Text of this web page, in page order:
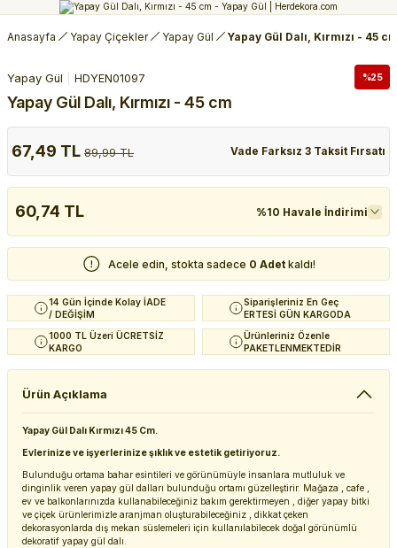
Anasayfa Yapay Çiçekler Yapay Gül Yapay Gül Dalı, Kırmızı - 45
%25
Yapay Gül HDYEN01097
Yapay Gül Dalı, Kırmızı - 45 cm
67,49 TL 89,99 TL Vade Farksız 3 Taksit Fırsatı
60,74 TL %10 Havale İndirimi
Acele edin, stokta sadece 0 Adet kaldı!
14 Gün İçinde Kolay İADE
/ DEĞİŞİM
Siparişleriniz En Geç
ERTESİ GÜN KARGODA
1000 TL Üzeri ÜCRETSİZ
KARGO
Ürünleriniz Özenle
PAKETLENMEKTEDİR
Ürün Açıklama
Yapay Gül Dalı Kırmızı 45 Cm.
Evlerinize ve işyerlerinize şıklık ve estetik getiriyoruz.
Bulunduğu ortama bahar esintileri ve görünümüyle insanlara mutluluk ve
dinginlik veren yapay gül dalları bulunduğu ortamı güzelleştirir. Mağaza , cafe ,
ev ve balkonlarınızda kullanabileceğiniz bakım gerektirmeyen , diğer yapay bitki
ve çiçek ürünlerimizle aranjman oluşturabileceğiniz , dikkat çeken
dekorasyonlarda dış mekan süslemeleri için kullanılabilecek doğal görünümlü
dekoratif yapay gül dalı.